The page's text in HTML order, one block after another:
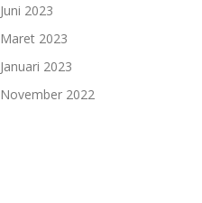
Juni 2023
Maret 2023
Januari 2023
November 2022